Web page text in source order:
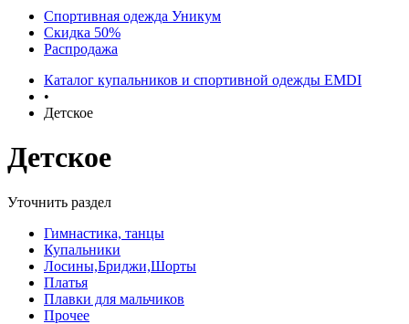
Спортивная одежда Уникум
Скидка 50%
Распродажа
Каталог купальников и спортивной одежды EMDI
•
Детское
Детское
Уточнить раздел
Гимнастика, танцы
Купальники
Лосины,Бриджи,Шорты
Платья
Плавки для мальчиков
Прочее